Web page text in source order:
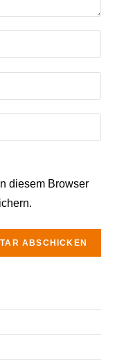
diesem Browser